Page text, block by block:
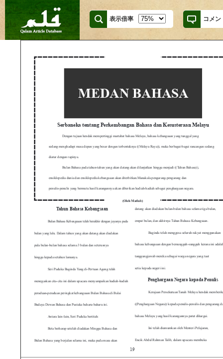
表示倍率 コメン